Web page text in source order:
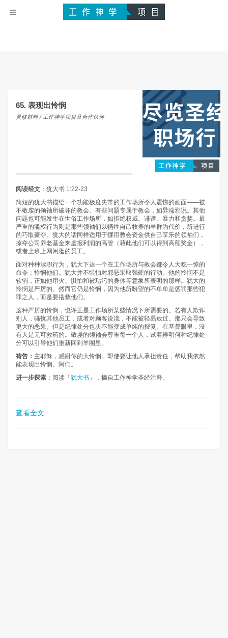
65. 表现出怜悯
灵修材料 / 工作神学项目及合作伙伴
阅读经文 ：犹大书 1:22-23
简短的犹大书描绘一个功能极度失常的工作场所令人震惊的画面——被
不敬虔的领袖所破坏的教会。有些问题专属于教会，如异端邪说。其他
问题也可能发生在世俗工作场所，如拒绝权威、诽谤、暴力和贪婪。最
严重的滥权行为则是那些领袖们以牺牲自己牧养的羊群为代价，所进行
的巧取豪夺。犹大的话同样适用于挪用教会资金供自己享乐的领袖们，
掠夺公司养老基金来虚报利润的高管（藉此他们可以得到高额奖金），
或者上班上网闲逛的员工。
面对种种渎职行为，犹大下达一个在工作场所与教会都令人大吃一惊的
命令：怜悯他们。犹大并不惧怕对邪恶采取强硬的行动。他的怜悯不是
软弱，正如他用火、惧怕和被玷污的身体等意象所表明的那样。犹大的
怜悯是严厉的。然而它仍是怜悯，因为他所盼望的不单单是惩罚那些犯
罪之人，而是要搭救他们。
这种严厉的怜悯，也许正是工作场所某些情况下所需要的。若有人欺诈
别人，骚扰其他员工，或者对顾客说谎，不能被轻易放过。那只会导致
更大的恶果。但是纪律处分也决不能变成单纯的报复。在基督眼里，没
有人是无可救药的。敬虔的领袖会尊重每一个人，试着辨明何种纪律处
分可以引导他们重新回到羊圈里。
祷告： 主耶稣，感谢你的大怜悯。即使要让他人承担责任，帮助我依然
能表现出怜悯。阿们。
进一步探索 ：阅读「 犹大书 」，摘自工作神学圣经注释。
查看全文